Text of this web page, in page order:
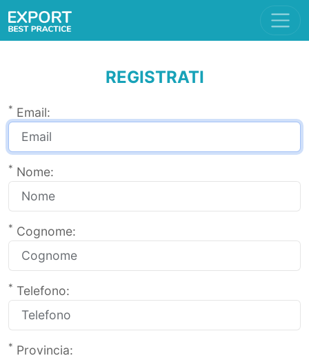
REGISTRATI
* Email:
* Nome:
* Cognome:
* Telefono:
* Provincia: